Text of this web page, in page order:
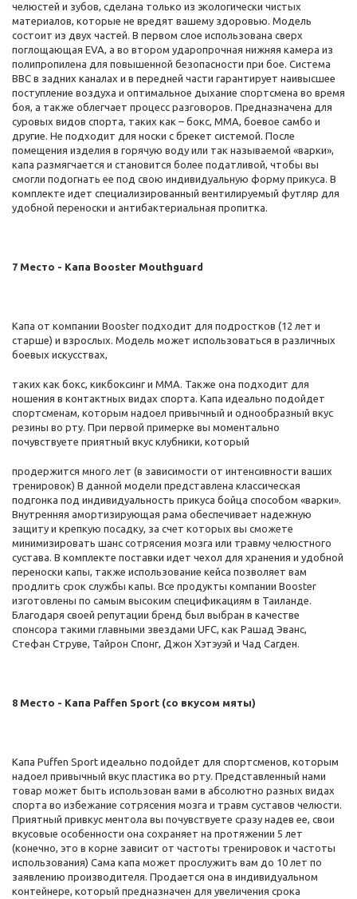
челюстей и зубов, сделана только из экологически чистых
материалов, которые не вредят вашему здоровью. Модель
состоит из двух частей. В первом слое использована сверх
поглощающая EVA, а во втором ударопрочная нижняя камера из
полипропилена для повышенной безопасности при бое. Система
BBC в задних каналах и в передней части гарантирует наивысшее
поступление воздуха и оптимальное дыхание спортсмена во время
боя, а также облегчает процесс разговоров. Предназначена для
суровых видов спорта, таких как – бокс, ММА, боевое самбо и
другие. Не подходит для носки с брекет системой. После
помещения изделия в горячую воду или так называемой «варки»,
капа размягчается и становится более податливой, чтобы вы
смогли подогнать ее под свою индивидуальную форму прикуса. В
комплекте идет специализированный вентилируемый футляр для
удобной переноски и антибактериальная пропитка.
7 Место - Капа Booster Mouthguard
Капа от компании Booster подходит для подростков (12 лет и
старше) и взрослых. Модель может использоваться в различных
боевых искусствах,
таких как бокс, кикбоксинг и ММА. Также она подходит для
ношения в контактных видах спорта. Капа идеально подойдет
спортсменам, которым надоел привычный и однообразный вкус
резины во рту. При первой примерке вы моментально
почувствуете приятный вкус клубники, который
продержится много лет (в зависимости от интенсивности ваших
тренировок) В данной модели представлена классическая
подгонка под индивидуальность прикуса бойца способом «варки».
Внутренняя амортизирующая рама обеспечивает надежную
защиту и крепкую посадку, за счет которых вы сможете
минимизировать шанс сотрясения мозга или травму челюстного
сустава. В комплекте поставки идет чехол для хранения и удобной
переноски капы, также использование кейса позволяет вам
продлить срок службы капы. Все продукты компании Booster
изготовлены по самым высоким спецификациям в Таиланде.
Благодаря своей репутации бренд был выбран в качестве
спонсора такими главными звездами UFC, как Рашад Эванс,
Стефан Струве, Тайрон Спонг, Джон Хэтэуэй и Чад Сагден.
8 Место - Капа Paffen Sport (со вкусом мяты)
Капа Puffen Sport идеально подойдет для спортсменов, которым
надоел привычный вкус пластика во рту. Представленный нами
товар может быть использован вами в абсолютно разных видах
спорта во избежание сотрясения мозга и травм суставов челюсти.
Приятный привкус ментола вы почувствуете сразу надев ее, свои
вкусовые особенности она сохраняет на протяжении 5 лет
(конечно, это в корне зависит от частоты тренировок и частоты
использования) Сама капа может прослужить вам до 10 лет по
заявлению производителя. Продается она в индивидуальном
контейнере, который предназначен для увеличения срока